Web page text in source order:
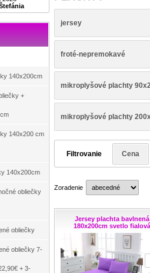
140x200cm
+
140x200 cm
140x200cm
obliečky
obliečky
obliečky 7-
+ 3-
jersey
froté-nepremokavé
mikroplyšové plachty
mikroplyšové plachty
Filtrovanie Cena
Zoradenie
Jersey plachta bavlnená
180x200cm svetlo fialová